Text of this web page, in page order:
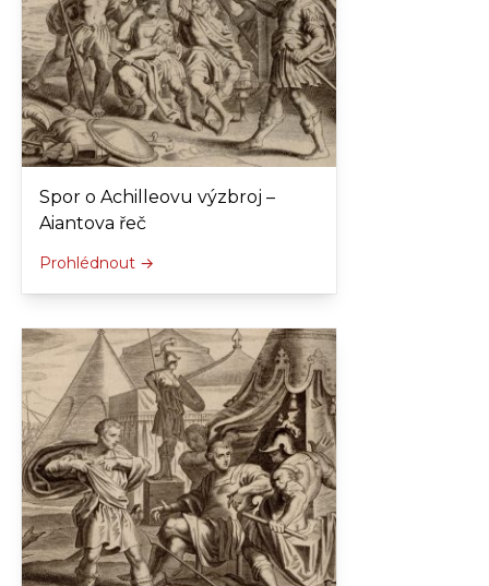
Spor o Achilleovu výzbroj –
Aiantova řeč
Prohlédnout →